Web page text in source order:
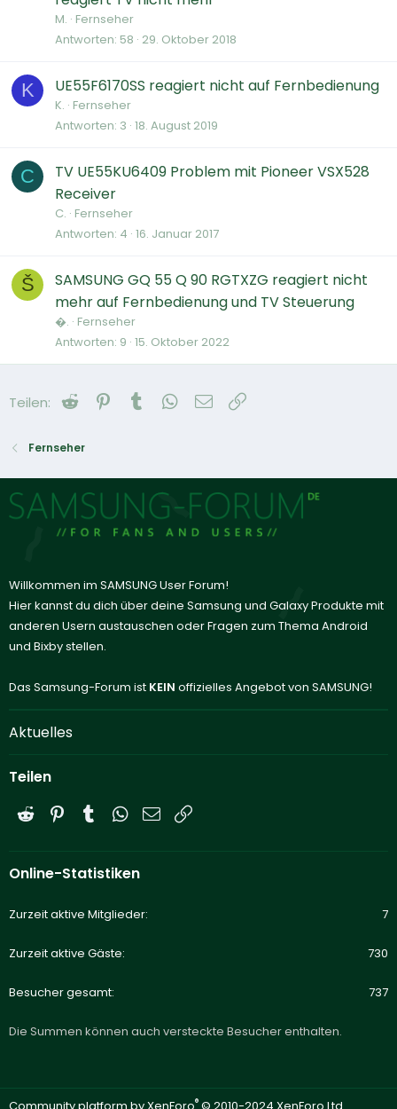
M. Fernseher
Antworten 58 29. Oktober 2018
K UE55F6170SS reagiert nicht auf Fernbedienung
K. Fernseher
Antworten 3 18. August 2019
C
TV UE55KU6409 Problem mit Pioneer VSX528
Receiver
C. Fernseher
Antworten 4 16. Januar 2017
Š
SAMSUNG GQ 55 Q 90 RGTXZG reagiert nicht
mehr auf Fernbedienung und TV Steuerung
�. Fernseher
Antworten 9 15. Oktober 2022
Teilen: Reddit Pinterest
Tumblr WhatsApp
E-Mail
Fernseher
Willkommen im SAMSUNG User Forum!
Hier kannst du dich über deine Samsung und Galaxy Produkte mit
anderen Usern austauschen oder Fragen zum Thema Android
und Bixby stellen.
Das Samsung-Forum ist KEIN offizielles Angebot von SAMSUNG!
Aktuelles
Teilen
Reddit PinterestTumblrWhatsApp
E-Mail
Online-Statistiken
Zurzeit aktive Mitglieder 7
Zurzeit aktive Gäste 730
Besucher gesamt 737
Die Summen können auch versteckte Besucher enthalten.
®